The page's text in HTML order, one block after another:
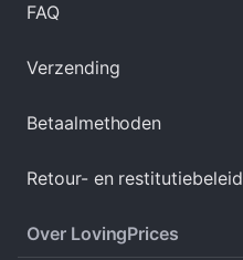
FAQ
Verzending
Betaalmethoden
Retour- en restitutiebeleid
Over LovingPrices